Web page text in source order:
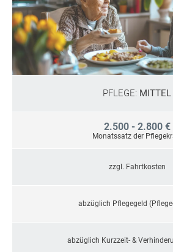
PFLEGE: MITTEL
2.500 - 2.800 €
Monatssatz der
zzgl. Fahrtkosten
abzüglich Pflegegeld
abzüglich Kurzzeit- &